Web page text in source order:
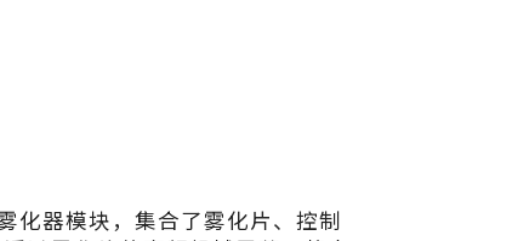
化器模块，集合了雾化片、控制